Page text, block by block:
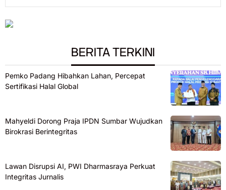
BERITA TERKINI
Pemko Padang Hibahkan Lahan, Percepat
Sertifikasi Halal Global
Mahyeldi Dorong Praja IPDN Sumbar Wujudkan
Birokrasi Berintegritas
Lawan Disrupsi AI, PWI Dharmasraya Perkuat
Integritas Jurnalis